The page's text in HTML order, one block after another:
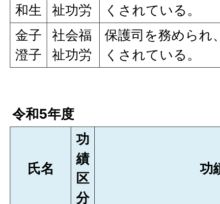
和生
祉功労
くされている。
金子
澄子
社会福
祉功労
保護司を務められ
くされている。
令和5年度
氏名
功
績
区
分
功